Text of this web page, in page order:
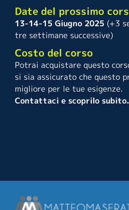
Date del prossimo
13-14-15 Giugno 2025 (+3
tre settimane successive)
Costo del corso
Potrai acquistare questo
si sia assicurato che questo
migliore per le tue esigenze.
Contattaci e scoprilo subito.